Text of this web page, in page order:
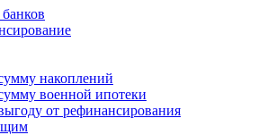
накоплений
военной ипотеки
от рефинансирования